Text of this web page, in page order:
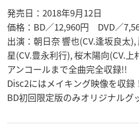
発売日：2018年9月12日
価格：BD／12,960円 DVD／
出演：朝日奈 響也(CV.逢坂良太
星(CV.豊永利行), 桜木陽向(CV.
アンコールまで全曲完全収録!!
Disc2にはメイキング映像を収録
BD初回限定版のみオリジナルグ